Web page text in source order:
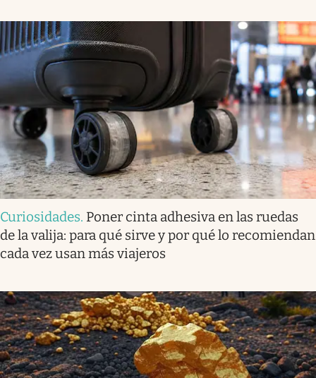
Curiosidades. Poner cinta adhesiva en las ruedas
de la valija: para qué sirve y por qué lo recomiendan
cada vez usan más viajeros